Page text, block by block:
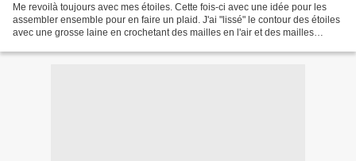
Me revoilà toujours avec mes étoiles. Cette fois-ci avec une idée pour les
assembler ensemble pour en faire un plaid. J'ai "lissé" le contour des étoiles
avec une grosse laine en crochetant des mailles en l'air et des mailles